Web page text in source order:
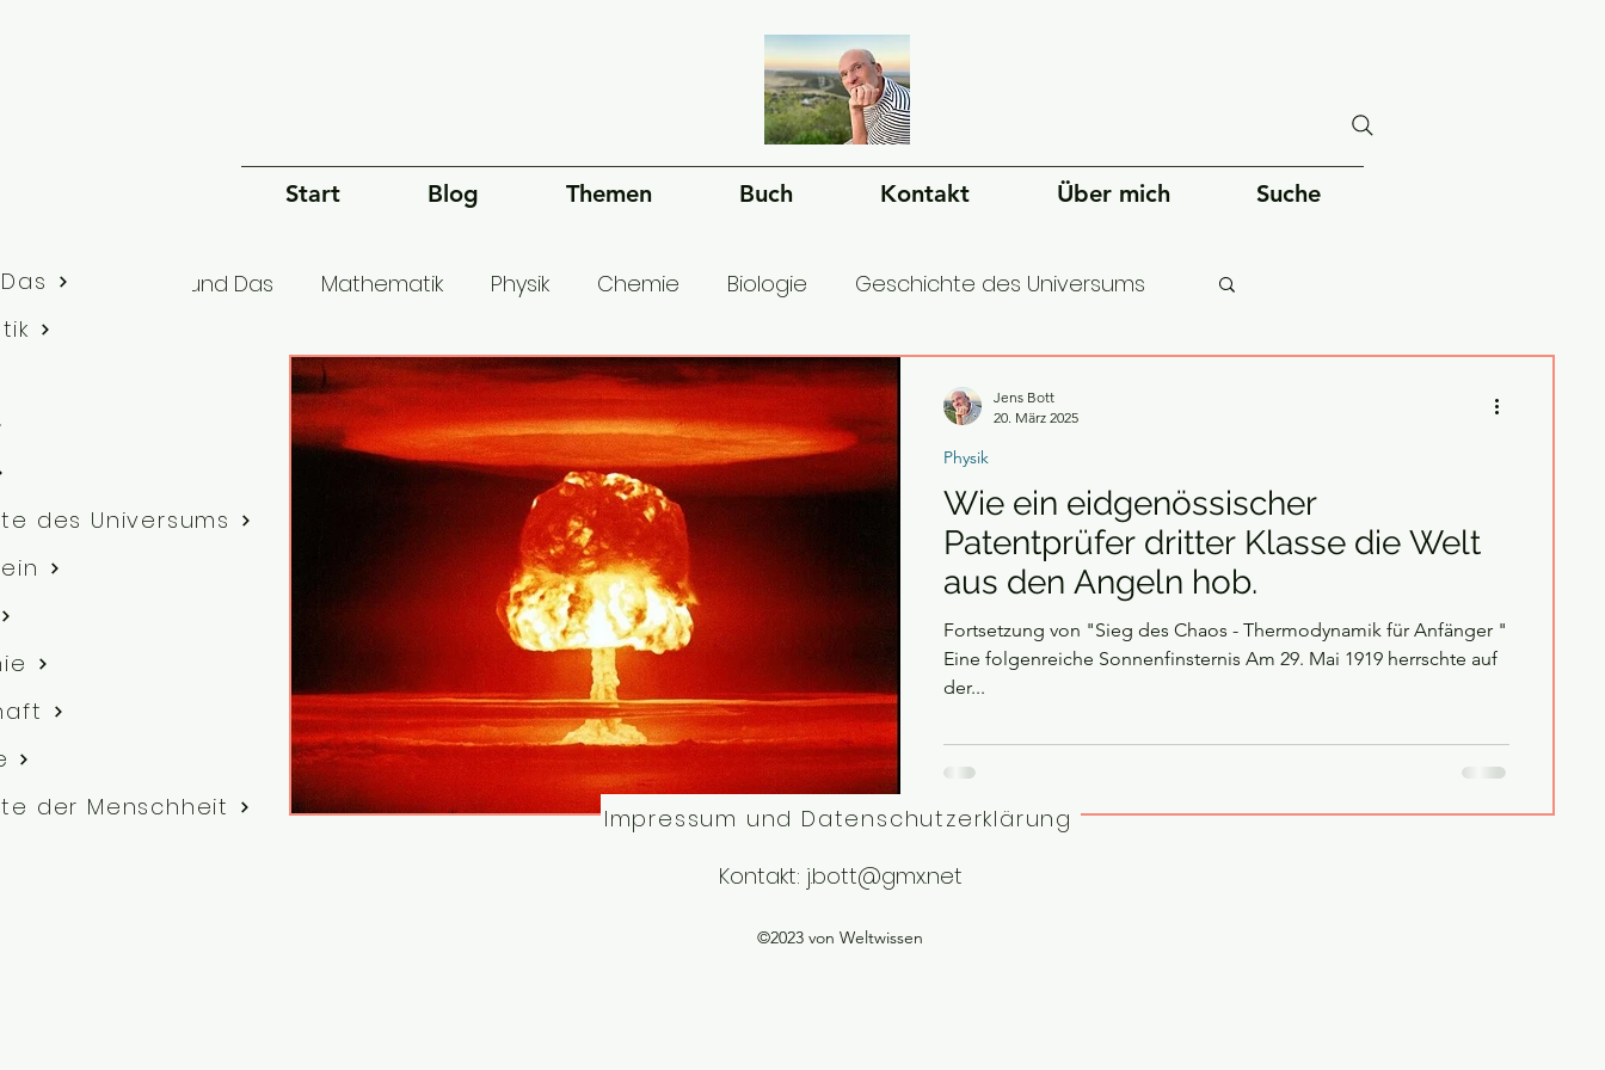
Start Blog Themen Buch Kontakt Über mich Suche
Artikel Dies und Das Mathematik Physik Chemie Biologie Geschichte des Universums
Sprache Philosophie Gesellschaft Ökonomie Geschichte der Menschheit
Wie ein eidgenössischer
Patentprüfer dritter Klasse die Welt
aus den Angeln hob.
Fortsetzung von "Sieg des Chaos - Thermodynamik für Anfänger "
Eine folgenreiche Sonnenfinsternis Am 29. Mai 1919 herrschte auf
der...
Physik
Jens Bott
20. März 2025
des Universums
der Menschheit
Impressum und Datenschutzerklärung
Kontakt: j.bott@gmx.net
©2023 von Weltwissen